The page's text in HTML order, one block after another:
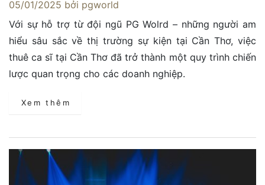
05/01/2025 bởi pgworld
Với sự hỗ trợ từ đội ngũ PG Wolrd – những người am
hiểu sâu sắc về thị trường sự kiện tại Cần Thơ, việc
thuê ca sĩ tại Cần Thơ đã trở thành một quy trình chiến
lược quan trọng cho các doanh nghiệp.
Xem thêm